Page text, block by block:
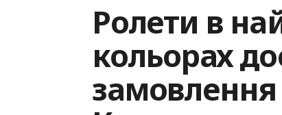
Гаражні ворота
Ролети в
кольорах
замовлення